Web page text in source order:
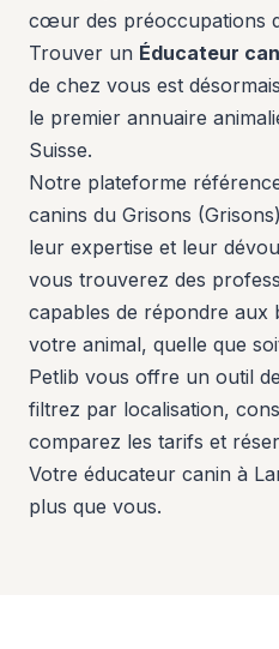
cœur des préoccupations
Trouver un Éducateur
de chez vous est
le premier annuaire
Suisse.
Notre plateforme
canins du Grisons
leur expertise et leur
vous trouverez des
capables de répondre aux
votre animal, quelle que
Petlib vous offre un outil
filtrez par localisation,
comparez les tarifs et
Votre éducateur canin à
plus que vous.